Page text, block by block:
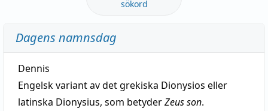
sökord
Dagens namnsdag
Dennis
Engelsk variant av det grekiska Dionysios eller
latinska Dionysius, som betyderZeus son.